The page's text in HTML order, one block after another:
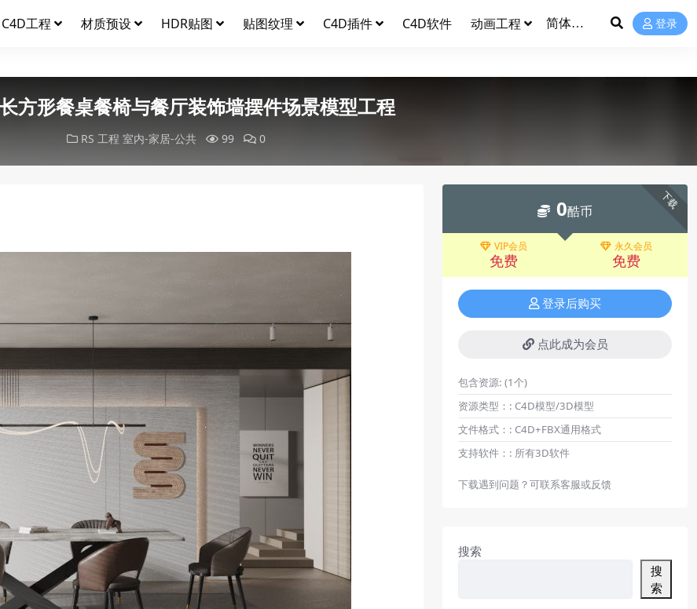
C4D工程 材质预设 HDR贴图 贴图纹理 C4D插件 C4D软件 动画工程 登录
方形餐桌餐椅与餐厅装饰墙摆件场景模型工程
RS 工程 室内-家居-公共 99 0
下载
0酷币
VIP会员
免费
永久会员
免费
登录后购买
点此成为会员
包含资源: (1个)
资源类型：: C4D模型/3D模型
文件格式：: C4D+FBX通用格式
支持软件：: 所有3D软件
下载遇到问题？可联系客服或反馈
搜索
搜
索